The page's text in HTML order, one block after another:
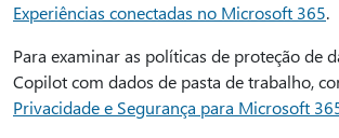
Experiências conectadas no Microsoft 365.
Para examinar as políticas de proteção de
Copilot com dados de pasta de trabalho,
Privacidade e Segurança para Microsoft